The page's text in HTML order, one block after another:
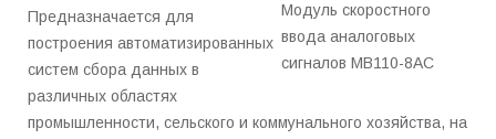
Модуль скоростного
ввода аналоговых
сигналов МВ110-8АС
Предназначается для
построения автоматизированных
систем сбора данных в
различных областях
промышленности, сельского и коммунального хозяйства, на